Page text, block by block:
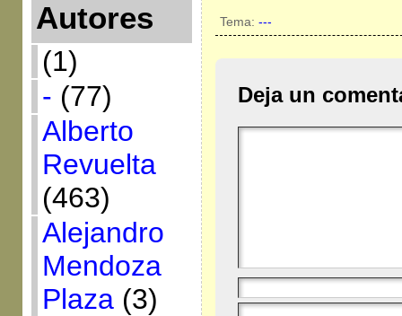
Autores
(1)
- (77)
Alberto
Revuelta
(463)
Alejandro
Mendoza
Plaza(3)
Tema: ---
Deja un